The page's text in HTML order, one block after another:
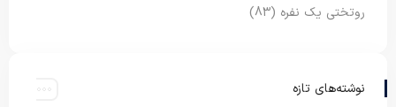
روتختی یک نفره (83)
نوشته‌های تازه